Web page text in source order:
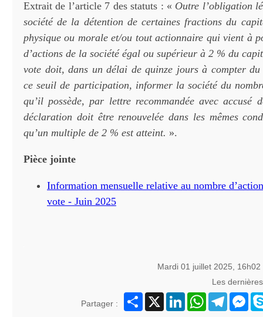
Extrait de l’article 7 des statuts : « Outre l’obligation
société de la détention de certaines fractions du
physique ou morale et/ou tout actionnaire qui vient à
d’actions de la société égal ou supérieur à 2 % du
vote doit, dans un délai de quinze jours à compter du
ce seuil de participation, informer la société du
qu’il possède, par lettre recommandée avec accusé
déclaration doit être renouvelée dans les mêmes
qu’un multiple de 2 % est atteint. ».
Pièce jointe
Information mensuelle relative au nombre
vote - Juin 2025
Mardi 01 juillet 2025,
Les
Partager :
Partager
X LinkedInWhatsAppTelegram